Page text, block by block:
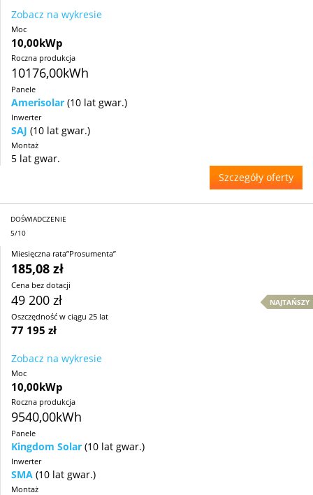
Zobacz na wykresie
Moc
10,00kWp
Roczna produkcja
10176,00kWh
Panele
Amerisolar (10 lat gwar.)
Inwerter
SAJ (10 lat gwar.)
Montaż
5 lat gwar.
Szczegóły oferty
DOŚWIADCZENIE
5/10
Miesięczna rata”Prosumenta”
185,08 zł
Cena bez dotacji
49 200 zł NAJTAŃSZY
Oszczędność w ciągu 25 lat
77 195 zł
Zobacz na wykresie
Moc
10,00kWp
Roczna produkcja
9540,00kWh
Panele
Kingdom Solar (10 lat gwar.)
Inwerter
SMA (10 lat gwar.)
Montaż